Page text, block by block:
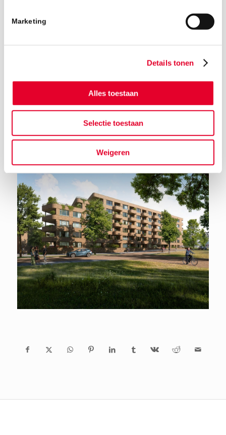
Marketing
Details tonen
Alles toestaan
Selectie toestaan
Weigeren
Terug naar het nieuwsoverzicht